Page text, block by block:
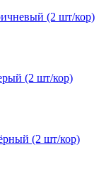
(2 шт/кор)
(2 шт/кор)
(2 шт/кор)